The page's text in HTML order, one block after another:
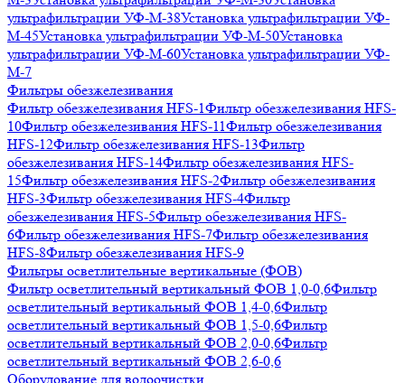
ультрафильтрации УФ-М-38Установка ультрафильтрации УФ-
М-45Установка ультрафильтрации УФ-М-50Установка
ультрафильтрации УФ-М-60Установка ультрафильтрации УФ-
М-7
Фильтры обезжелезивания
Фильтр обезжелезивания HFS-1Фильтр обезжелезивания HFS-
10Фильтр обезжелезивания HFS-11Фильтр обезжелезивания
HFS-12Фильтр обезжелезивания HFS-13Фильтр
обезжелезивания HFS-14Фильтр обезжелезивания HFS-
15Фильтр обезжелезивания HFS-2Фильтр обезжелезивания
HFS-3Фильтр обезжелезивания HFS-4Фильтр
обезжелезивания HFS-5Фильтр обезжелезивания HFS-
6Фильтр обезжелезивания HFS-7Фильтр обезжелезивания
HFS-8Фильтр обезжелезивания HFS-9
Фильтры осветлительные вертикальные (ФОВ)
Фильтр осветлительный вертикальный ФОВ 1,0-0,6Фильтр
осветлительный вертикальный ФОВ 1,4-0,6Фильтр
осветлительный вертикальный ФОВ 1,5-0,6Фильтр
осветлительный вертикальный ФОВ 2,0-0,6Фильтр
осветлительный вертикальный ФОВ 2,6-0,6
Оборудование для водоочистки